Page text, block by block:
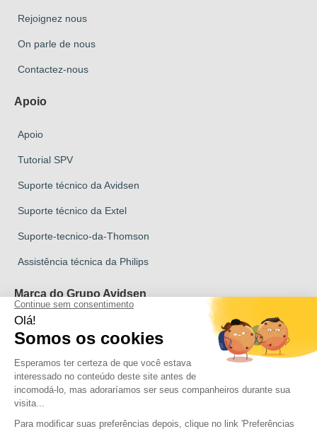
Rejoignez nous
On parle de nous
Contactez-nous
Apoio
Apoio
Tutorial SPV
Suporte técnico da Avidsen
Suporte técnico da Extel
Suporte-tecnico-da-Thomson
Assistência técnica da Philips
Marca do Grupo Avidsen
Marca Avidsen
Marca Thomson
Marca Philips